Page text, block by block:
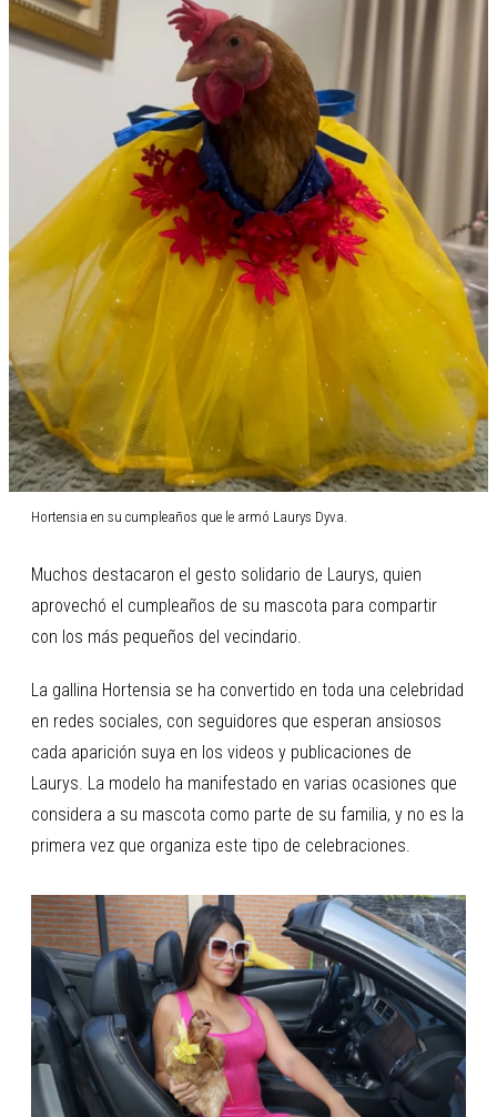
Hortensia en su cumpleaños que le armó Laurys Dyva.
Muchos destacaron el gesto solidario de Laurys, quien
aprovechó el cumpleaños de su mascota para compartir
con los más pequeños del vecindario.
La gallina Hortensia se ha convertido en toda una celebridad
en redes sociales, con seguidores que esperan ansiosos
cada aparición suya en los videos y publicaciones de
Laurys. La modelo ha manifestado en varias ocasiones que
considera a su mascota como parte de su familia, y no es la
primera vez que organiza este tipo de celebraciones.